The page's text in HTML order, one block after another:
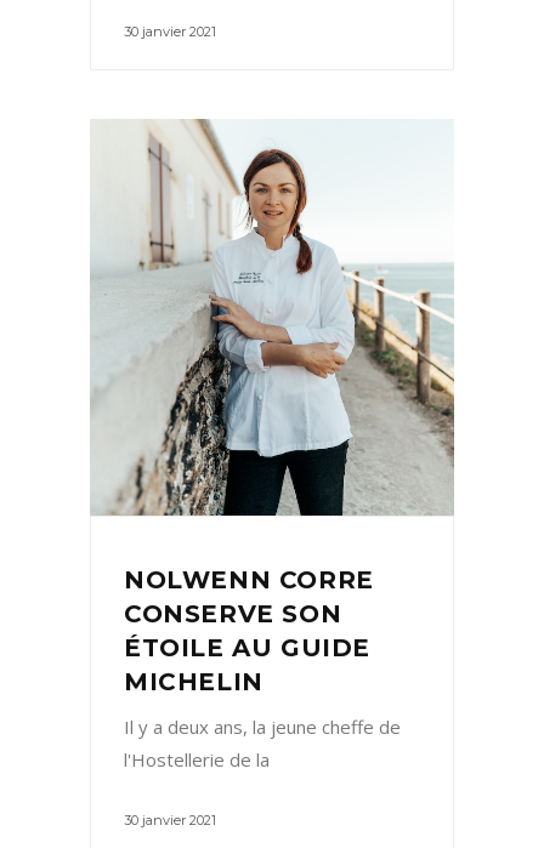
30 janvier 2021
NOLWENN CORRE
CONSERVE SON
ÉTOILE AU GUIDE
MICHELIN
Il y a deux ans, la jeune cheffe de
l'Hostellerie de la
30 janvier 2021